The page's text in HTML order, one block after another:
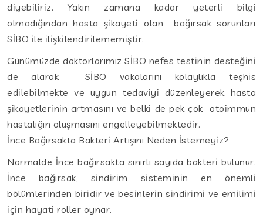
diyebiliriz. Yakın zamana kadar yeterli bilgi
olmadığından hasta şikayeti olan bağırsak sorunları
SİBO ile ilişkilendirilememiştir.
Günümüzde doktorlarımız SİBO nefes testinin desteğini
de alarak SİBO vakalarını kolaylıkla teşhis
edilebilmekte ve uygun tedaviyi düzenleyerek hasta
şikayetlerinin artmasını ve belki de pek çok otoimmün
hastalığın oluşmasını engelleyebilmektedir.
İnce Bağırsakta Bakteri Artışını Neden İstemeyiz?
Normalde İnce bağırsakta sınırlı sayıda bakteri bulunur.
İnce bağırsak, sindirim sisteminin en önemli
bölümlerinden biridir ve besinlerin sindirimi ve emilimi
için hayati roller oynar.